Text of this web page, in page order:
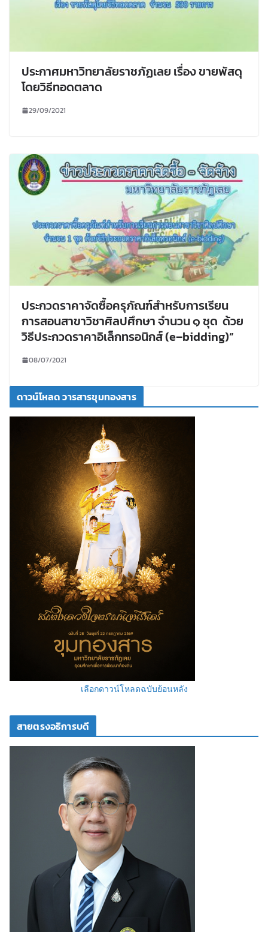
ประกาศมหาวิทยาลัยราชภัฏเลย เรื่อง ขายพัสดุ
โดยวิธีทอดตลาด
29/09/2021
ประกวดราคาจัดซื้อครุภัณฑ์สำหรับการเรียน
การสอนสาขาวิชาศิลปศึกษา จำนวน ๑ ชุด ด้วย
วิธีประกวดราคาอิเล็กทรอนิกส์ (e–bidding)”
08/07/2021
ดาวน์โหลด วารสารขุมทองสาร
เลือกดาวน์โหลดฉบับย้อนหลัง
สายตรงอธิการบดี